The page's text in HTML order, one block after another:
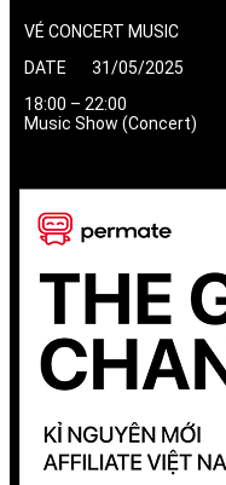
VÉ CONCERT MUSIC
DATE 31/05/2025
18:00 – 22:00
Music Show (Concert)